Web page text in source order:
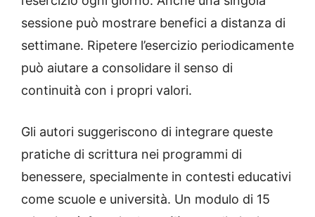
sessione può mostrare benefici a distanza di
settimane. Ripetere l’esercizio periodicamente
può aiutare a consolidare il senso di
continuità con i propri valori.
Gli autori suggeriscono di integrare queste
pratiche di scrittura nei programmi di
benessere, specialmente in contesti educativi
come scuole e università. Un modulo di 15